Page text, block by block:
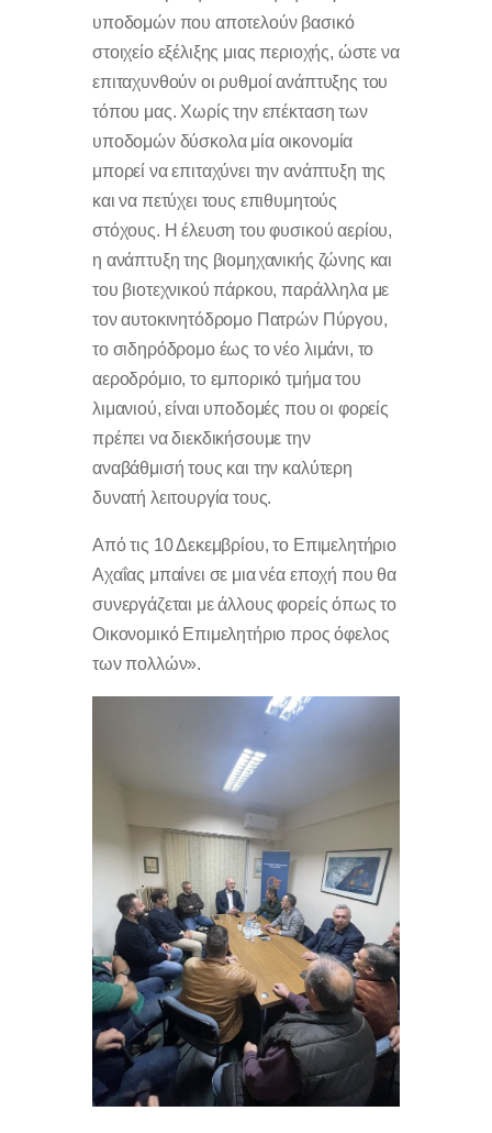
υποδομών που αποτελούν βασικό
στοιχείο εξέλιξης μιας περιοχής, ώστε να
επιταχυνθούν οι ρυθμοί ανάπτυξης του
τόπου μας. Χωρίς την επέκταση των
υποδομών δύσκολα μία οικονομία
μπορεί να επιταχύνει την ανάπτυξη της
και να πετύχει τους επιθυμητούς
στόχους. Η έλευση του φυσικού αερίου,
η ανάπτυξη της βιομηχανικής ζώνης και
του βιοτεχνικού πάρκου, παράλληλα με
τον αυτοκινητόδρομο Πατρών Πύργου,
το σιδηρόδρομο έως το νέο λιμάνι, το
αεροδρόμιο, το εμπορικό τμήμα του
λιμανιού, είναι υποδομές που οι φορείς
πρέπει να διεκδικήσουμε την
αναβάθμισή τους και την καλύτερη
δυνατή λειτουργία τους.
Από τις 10 Δεκεμβρίου, το Επιμελητήριο
Αχαΐας μπαίνει σε μια νέα εποχή που θα
συνεργάζεται με άλλους φορείς όπως το
Οικονομικό Επιμελητήριο προς όφελος
των πολλών».